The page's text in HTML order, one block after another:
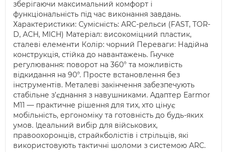
зберігаючи максимальний комфорт і
функціональність під час виконання завдань.
Характеристики: Сумісність: ARC-рельси (FAST, TOR-
D, ACH, MICH) Матеріал: високоміцний пластик,
сталеві елементи Колір: чорний Переваги: Надійна
конструкція, стійка до навантажень. Гнучке
регулювання: поворот на 360° та можливість
відкидання на 90°. Просте встановлення без
інструментів. Металеві закінчення забезпечують
стабільне з’єднання з навушниками. Адаптер Earmor
M11 — практичне рішення для тих, хто цінує
мобільність, ергономіку та готовність до будь-яких
умов. Ідеальний вибір для військових,
правоохоронців, страйкболістів і стрільців, які
використовують тактичні шоломи з системою ARC.